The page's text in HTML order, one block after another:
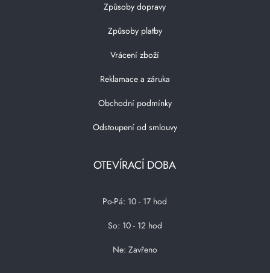
Způsoby dopravy
Způsoby platby
Vrácení zboží
Reklamace a záruka
Obchodní podmínky
Odstoupení od smlouvy
OTEVÍRACÍ DOBA
Po-Pá: 10 - 17 hod
So: 10 - 12 hod
Ne: Zavřeno